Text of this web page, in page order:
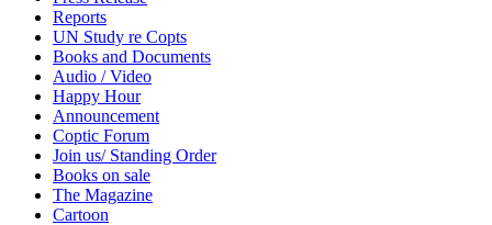
Reports
UN Study re Copts
Books and Documents
Audio / Video
Happy Hour
Announcement
Coptic Forum
Join us/ Standing Order
Books on sale
The Magazine
Cartoon